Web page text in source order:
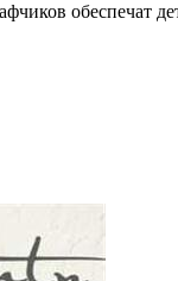
обеспечат